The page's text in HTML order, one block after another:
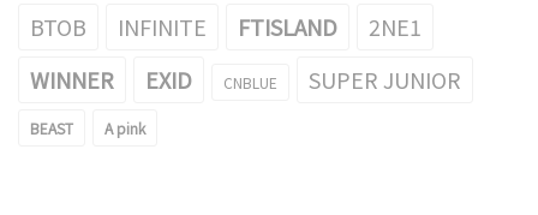
BTOB INFINITE FTISLAND
2NE1
WINNER
EXID CNBLUE SUPER JUNIOR
BEAST A pink